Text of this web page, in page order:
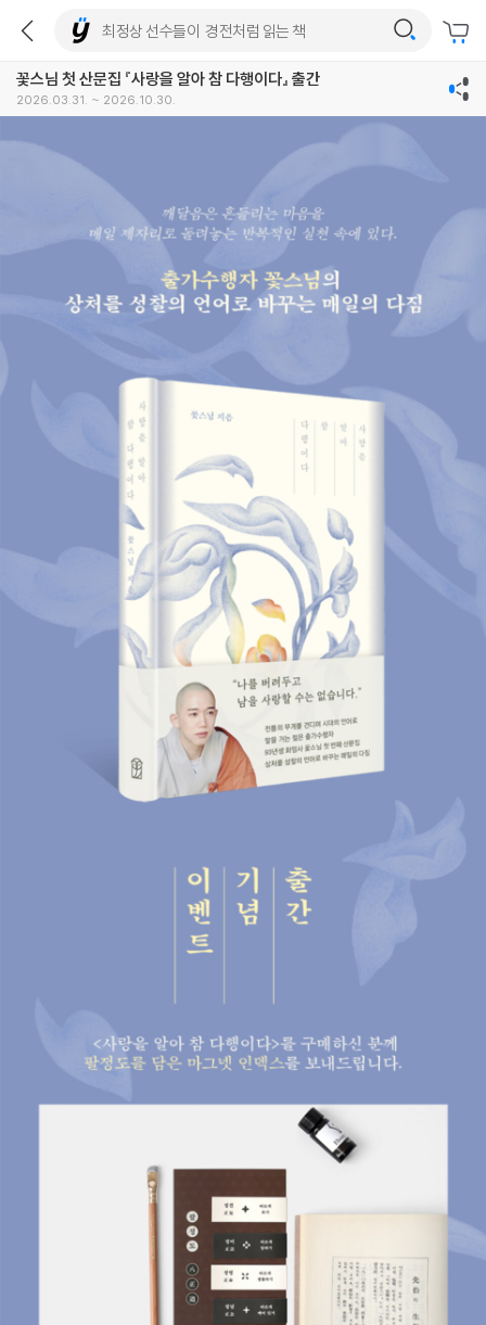
꽃스님 첫 산문집 『사랑을 알아 참 다행이다』 출간
2026.03.31. ~ 2026.10.30.